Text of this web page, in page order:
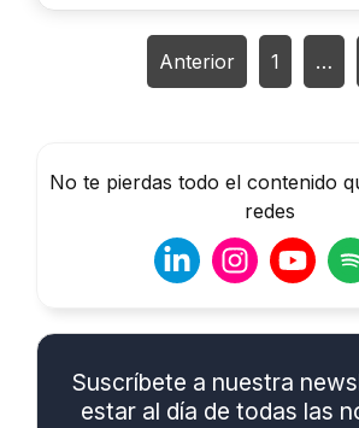
Anterior 1 …
No te pierdas todo el contenido
redes
Suscríbete a nuestra
estar al día de todas las